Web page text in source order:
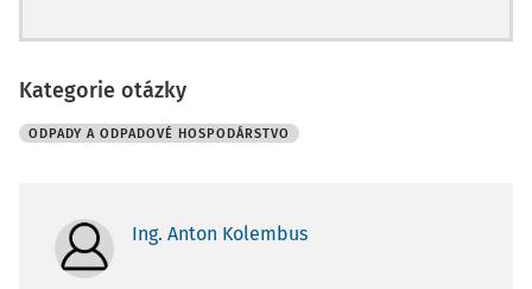
Kategorie otázky
ODPADY A ODPADOVÉ HOSPODÁRSTVO
Ing. Anton Kolembus